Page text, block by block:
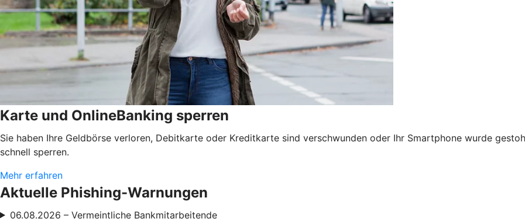
Karte und OnlineBanking sperren
Sie haben Ihre Geldbörse verloren, Debitkarte oder Kreditkarte sind verschwunden oder Ihr Smartphone wurde
schnell sperren.
Mehr erfahren
Aktuelle Phishing-Warnungen
06.08.2026 – Vermeintliche Bankmitarbeitende